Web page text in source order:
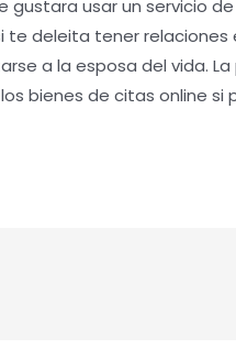
gustara usar un servicio
te deleita tener relaciones
a la esposa del vida.
bienes de citas online